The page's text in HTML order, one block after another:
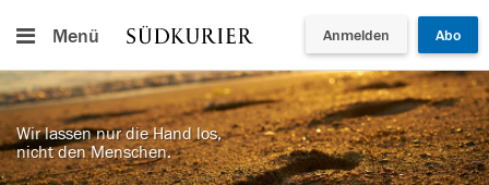
Menü Anmelden Abo
Wir lassen nur die Hand los,
nicht den Menschen.